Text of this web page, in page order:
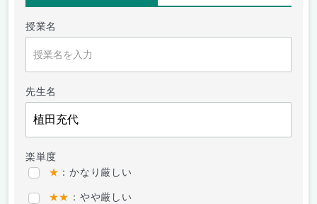
授業名
先生名
楽単度
★ ：かなり厳しい
★★ ：やや厳しい